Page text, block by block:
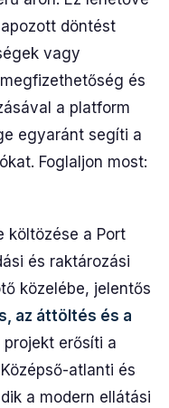
döntést
vagy
és
a platform
egyaránt segíti a
Foglaljon most:
költözése a Port
és raktározási
közelébe, jelentős
az áttöltés és a
projekt erősíti a
atlanti és
a modern ellátási